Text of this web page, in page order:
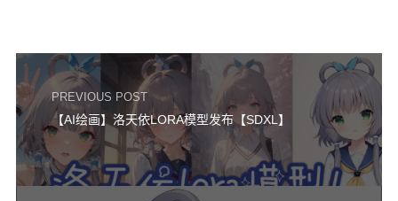
（在
新
窗
中
打
开）
（在
新
窗
口
中
开）
PREVIOUS POST
【AI绘画】洛天依LORA模型发布【SDXL】